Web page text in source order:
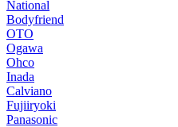
National
Bodyfriend
OTO
Ogawa
Ohco
Inada
Calviano
Fujiiryoki
Panasonic